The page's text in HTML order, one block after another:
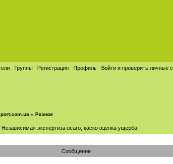
Группы Регистрация Профиль Войти и проверить личные
» Разное
Независимая экспертиза осаго, каско оценка ущерба
Сообщение